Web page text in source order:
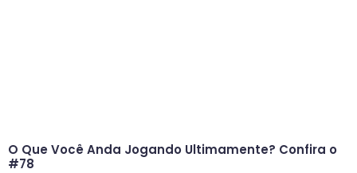
O Que Você Anda Jogando Ultimamente? Confira o
#78